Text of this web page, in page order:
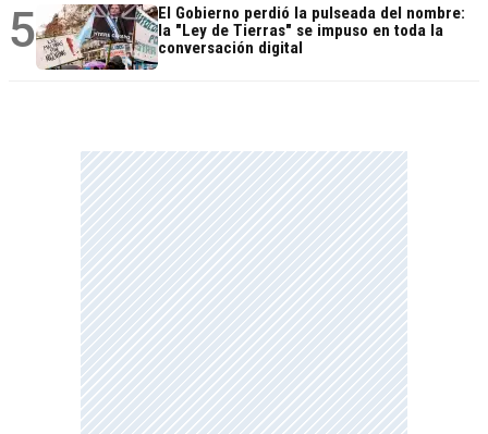
5
El Gobierno perdió la pulseada del nombre:
la "Ley de Tierras" se impuso en toda la
conversación digital